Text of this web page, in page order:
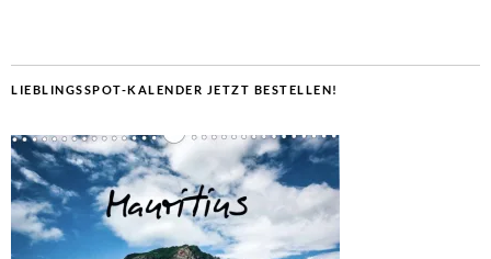
LIEBLINGSSPOT-KALENDER JETZT BESTELLEN!